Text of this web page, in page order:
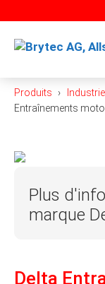
au
contenu
Produits
Entraînements
Plus
marque
chaleur. Sa
Delta